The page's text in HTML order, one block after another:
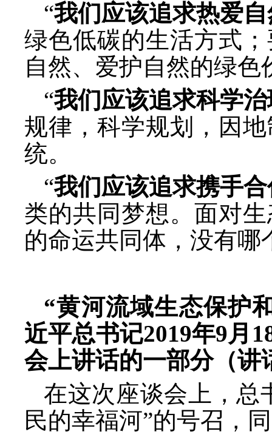
“我们应该追求热爱
绿色低碳的生活方式
自然、爱护自然的绿色
“我们应该追求科学
规律，科学规划，因
统。
“我们应该追求携手
类的共同梦想。面对
的命运共同体，没有哪
“黄河流域生态保护
近平总书记2019年9月
会上讲话的一部分（讲
在这次座谈会上，总
民的幸福河”的号召，